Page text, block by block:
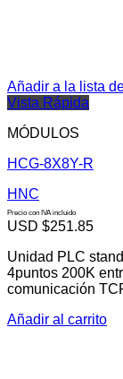
Añadir a la lista
Vista Rápida
MÓDULOS
HCG-8X8Y-R
HNC
Precio con IVA incluido
USD $251.85
Unidad PLC
4puntos 200K
comunicación
Añadir al carrito